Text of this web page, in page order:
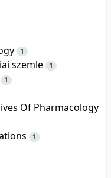
1
szemle 1
1
Of Pharmacology
1